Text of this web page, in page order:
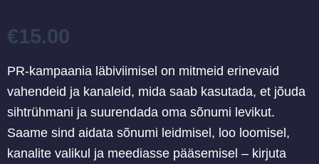
€15.00
PR-kampaania läbiviimisel on mitmeid erinevaid
vahendeid ja kanaleid, mida saab kasutada, et jõuda
sihtrühmani ja suurendada oma sõnumi levikut.
Saame sind aidata sõnumi leidmisel, loo loomisel,
kanalite valikul ja meediasse pääsemisel – kirjuta